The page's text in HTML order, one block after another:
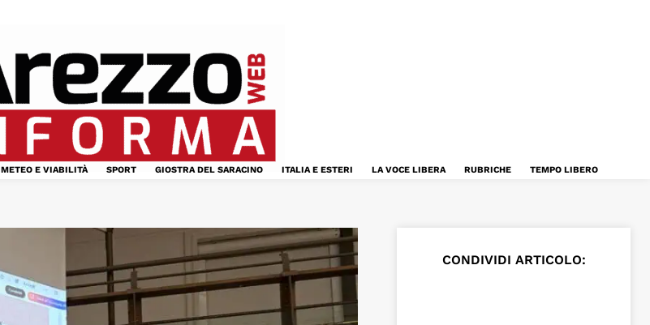
METEO E VIABILITÀ SPORT GIOSTRA DEL SARACINO ITALIA E ESTERI LA VOCE LIBERA RUBRICHE TEMPO LIBERO
CONDIVIDI ARTICOLO: